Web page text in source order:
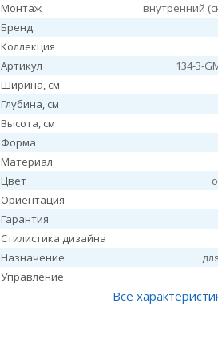
Монтаж
внутренний
Бренд
Коллекция
Артикул
134-3-
Ширина, см
Глубина, см
Высота, см
Форма
Материал
Цвет
Ориентация
Гарантия
Стилистика дизайна
Назначение
Управление
Все